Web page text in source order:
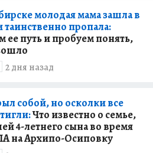
молодая мама зашла в
таинственно пропала:
ее путь и пробуем понять,
2 дня назад
собой, но осколки все
Что известно о семье,
4-летнего сына во время
на Архипо-Осиповку